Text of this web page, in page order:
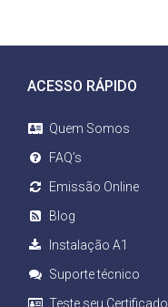
ACESSO RÁPIDO
Quem Somos
FAQ’s
Emissão Online
Blog
Instalação A1
Suporte técnico
Teste seu Certificado